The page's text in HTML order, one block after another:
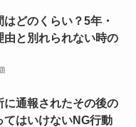
どのくらい？5年・
由と別れられない時の
に通報されたその後の
てはいけないNG行動